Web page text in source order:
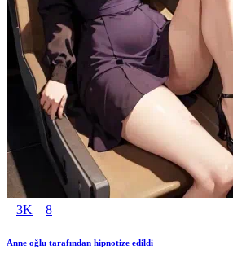
3K 8
Anne oğlu tarafından hipnotize edildi